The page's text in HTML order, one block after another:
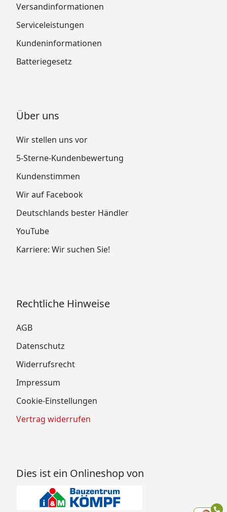
Versandinformationen
Serviceleistungen
Kundeninformationen
Batteriegesetz
Über uns
Wir stellen uns vor
5-Sterne-Kundenbewertung
Kundenstimmen
Wir auf Facebook
Deutschlands bester Händler
YouTube
Karriere: Wir suchen Sie!
Rechtliche Hinweise
AGB
Datenschutz
Widerrufsrecht
Impressum
Cookie-Einstellungen
Vertrag widerrufen
Dies ist ein Onlineshop von